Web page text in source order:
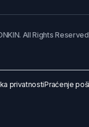
All Rights
privatnostiPraćenje